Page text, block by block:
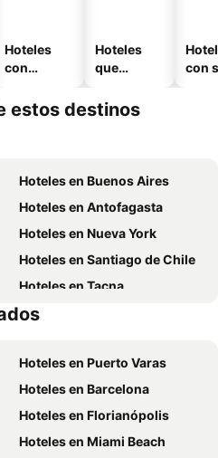
Hoteles
con
Hoteles
que
mascotas
con
estos destinos
Hoteles en Buenos Aires
Hoteles en Antofagasta
Hoteles en Nueva York
Hoteles en Santiago de Chile
Hoteles en Tacna
Hoteles en Brasil
Hoteles en Puerto Varas
Hoteles en Barcelona
Hoteles en Florianópolis
Hoteles en Miami Beach